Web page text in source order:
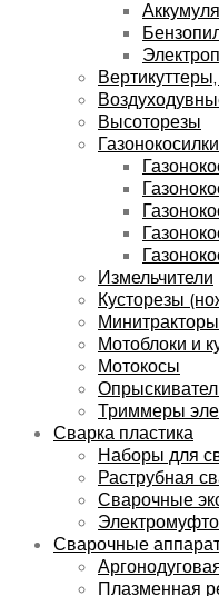
Высоторезы
Газонокосилки
Измельчители
Кусторезы
Мотоблоки и
Мотокосы
Триммеры
Сварка пластика
Наборы для
Раструбная
Сварочные
Сварочные
Плазменная